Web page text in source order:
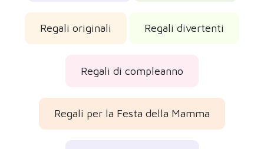
Regali originali Regali divertenti
Regali di compleanno
Regali per la Festa della Mamma